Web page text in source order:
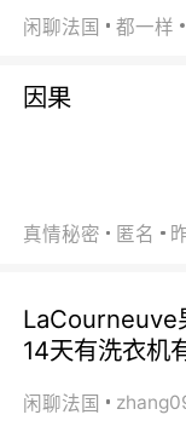
闲聊法国 都一样
因果
真情秘密 匿名
LaCourneuve
14天有洗衣机
闲聊法国